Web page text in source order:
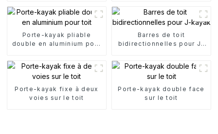
Porte-kayak pliable
double en aluminium pour
Barres de toit
bidirectionnelles pour J-
Porte-kayak fixe à deux
voies sur le toit
Porte-kayak double face
sur le toit